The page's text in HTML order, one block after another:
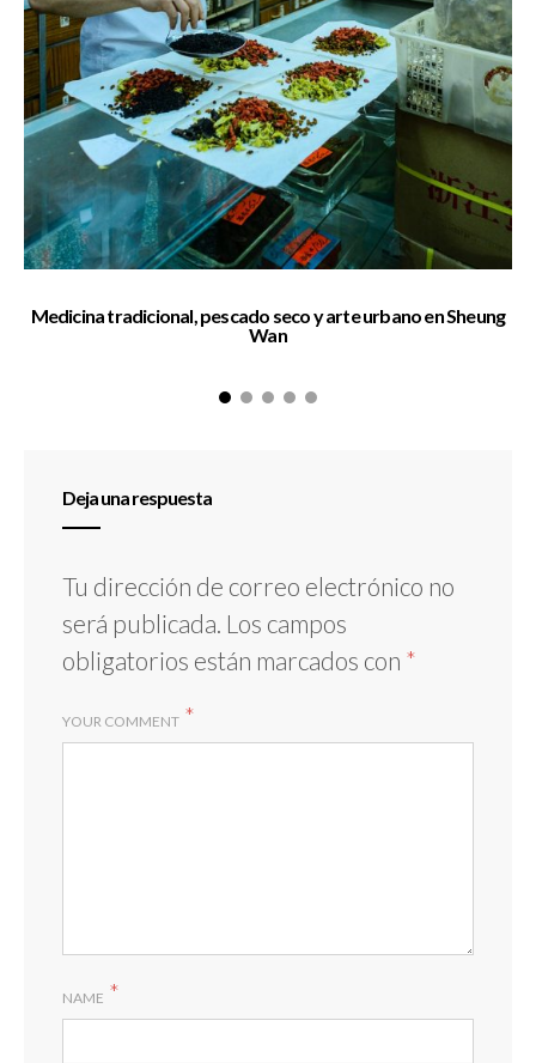
Medicina tradicional, pescado seco y arte urbano en Sheung
Wan
Deja una respuesta
Tu dirección de correo electrónico no
será publicada. Los campos
obligatorios están marcados con *
YOUR COMMENT *
NAME *